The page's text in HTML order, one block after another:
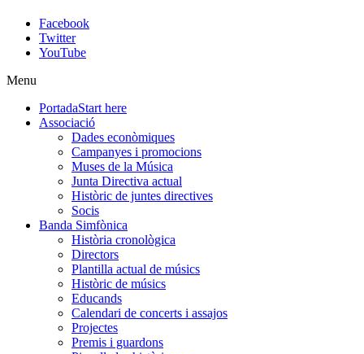
Facebook
Twitter
YouTube
Menu
PortadaStart here
Associació
Dades econòmiques
Campanyes i promocions
Muses de la Música
Junta Directiva actual
Històric de juntes directives
Socis
Banda Simfònica
Història cronològica
Directors
Plantilla actual de músics
Històric de músics
Educands
Calendari de concerts i assajos
Projectes
Premis i guardons